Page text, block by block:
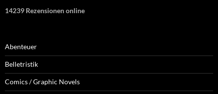
14239 Rezensionen online
Abenteuer
Belletristik
Comics / Graphic Novels